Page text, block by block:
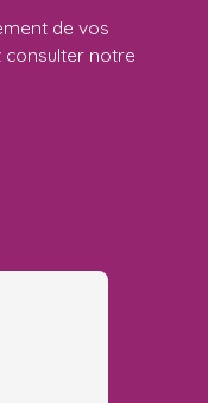
de vos
consulter notre